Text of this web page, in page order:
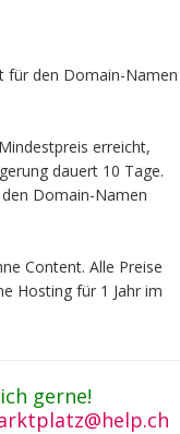
für den Domain-Namen
erreicht,
dauert 10 Tage.
Domain-Namen
Content. Alle Preise
Hosting für 1 Jahr im
gerne!